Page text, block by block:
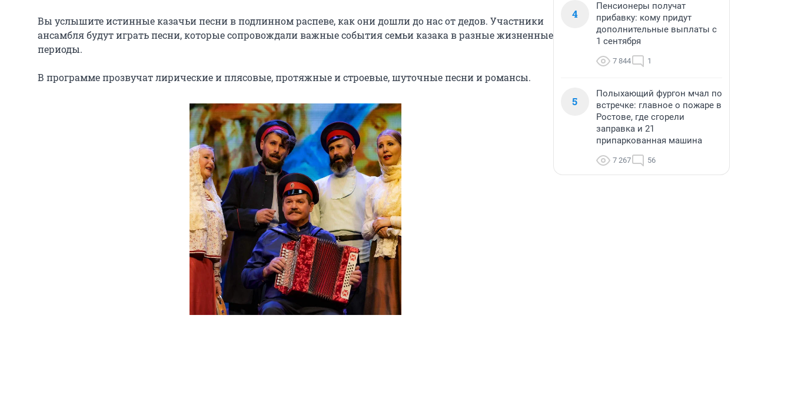
Вы услышите истинные казачьи песни в подлинном распеве, как они дошли до нас от дедов. Участники
ансамбля будут играть песни, которые сопровождали важные события семьи казака в разные жизненные
периоды.
В программе прозвучат лирические и плясовые, протяжные и строевые, шуточные песни и романсы.
4
Пенсионеры получат
прибавку: кому придут
дополнительные выплаты с
1 сентября
7 844 1
5
Полыхающий фургон мчал по
встречке: главное о пожаре в
Ростове, где сгорели
заправка и 21
припаркованная машина
7 267 56